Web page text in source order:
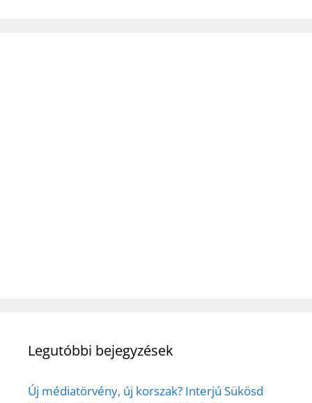
Legutóbbi bejegyzések
Új médiatörvény, új korszak? Interjú Sükösd